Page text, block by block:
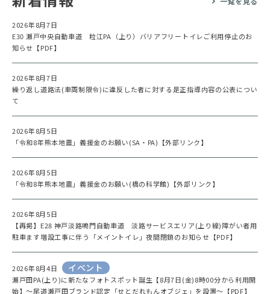
2026年8月7日
E30 瀬戸中央自動車道 粒江PA（上り）バリアフリートイレご利用停止のお
知らせ【PDF】
2026年8月7日
繰り返し道路法(車両制限令)に違反した者に対する是正指導内容の公表につい
て
2026年8月5日
「令和8年熊本地震」義援金のお願い(SA・PA)【外部リンク】
2026年8月5日
「令和8年熊本地震」義援金のお願い(橋の科学館)【外部リンク】
2026年8月5日
【再掲】E28 神戸淡路鳴門自動車道 淡路サービスエリア(上り線)障がい者用
駐車ます増設工事に伴う「メイントイレ」夜間閉鎖のお知らせ【PDF】
2026年8月4日 イベント
瀬戸田PA(上り)に新たなフォトスポット誕生【8月7日(金)8時00分から利用開
始】～尾道瀬戸田ブランド認定「せとだれもんオブジェ」を設置～【PDF】